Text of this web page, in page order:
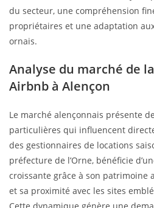
du secteur, une compréhension
propriétaires et une adaptation
ornais.
Analyse du marché de
Airbnb à Alençon
Le marché alençonnais présente
particulières qui influencent
des gestionnaires de locations
préfecture de l’Orne, bénéficie
croissante grâce à son patrimoine
et sa proximité avec les sites